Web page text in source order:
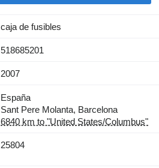
caja de fusibles
518685201
2007
España
Sant Pere Molanta, Barcelona
6840 km to "United States/Columbus"
25804